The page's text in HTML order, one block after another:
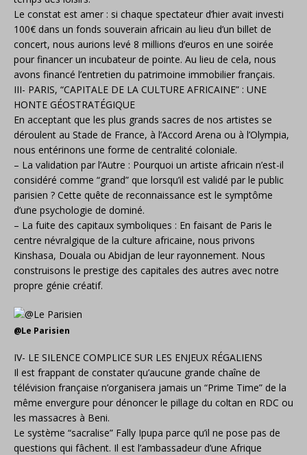
Le constat est amer : si chaque spectateur d’hier avait investi
100€ dans un fonds souverain africain au lieu d’un billet de
concert, nous aurions levé 8 millions d’euros en une soirée
pour financer un incubateur de pointe. Au lieu de cela, nous
avons financé l’entretien du patrimoine immobilier français.
III- PARIS, “CAPITALE DE LA CULTURE AFRICAINE” : UNE
HONTE GÉOSTRATÉGIQUE
En acceptant que les plus grands sacres de nos artistes se
déroulent au Stade de France, à l’Accord Arena ou à l’Olympia,
nous entérinons une forme de centralité coloniale.
– La validation par l’Autre : Pourquoi un artiste africain n’est-il
considéré comme “grand” que lorsqu’il est validé par le public
parisien ? Cette quête de reconnaissance est le symptôme
d’une psychologie de dominé.
– La fuite des capitaux symboliques : En faisant de Paris le
centre névralgique de la culture africaine, nous privons
Kinshasa, Douala ou Abidjan de leur rayonnement. Nous
construisons le prestige des capitales des autres avec notre
propre génie créatif.
@Le Parisien
IV- LE SILENCE COMPLICE SUR LES ENJEUX RÉGALIENS
Il est frappant de constater qu’aucune grande chaîne de
télévision française n’organisera jamais un “Prime Time” de la
même envergure pour dénoncer le pillage du coltan en RDC ou
les massacres à Beni.
Le système “sacralise” Fally Ipupa parce qu’il ne pose pas de
questions qui fâchent. Il est l’ambassadeur d’une Afrique